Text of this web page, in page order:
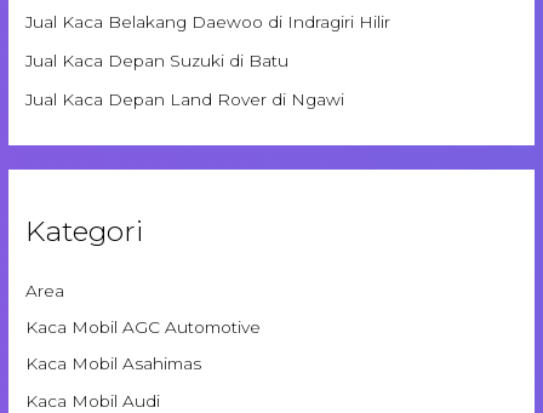
Jual Kaca Belakang Daewoo di Indragiri Hilir
Jual Kaca Depan Suzuki di Batu
Jual Kaca Depan Land Rover di Ngawi
Kategori
Area
Kaca Mobil AGC Automotive
Kaca Mobil Asahimas
Kaca Mobil Audi